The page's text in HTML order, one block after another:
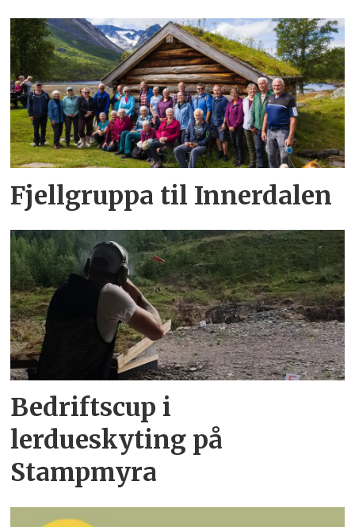
Fjellgruppa til Innerdalen
Bedriftscup i
lerdueskyting på
Stampmyra